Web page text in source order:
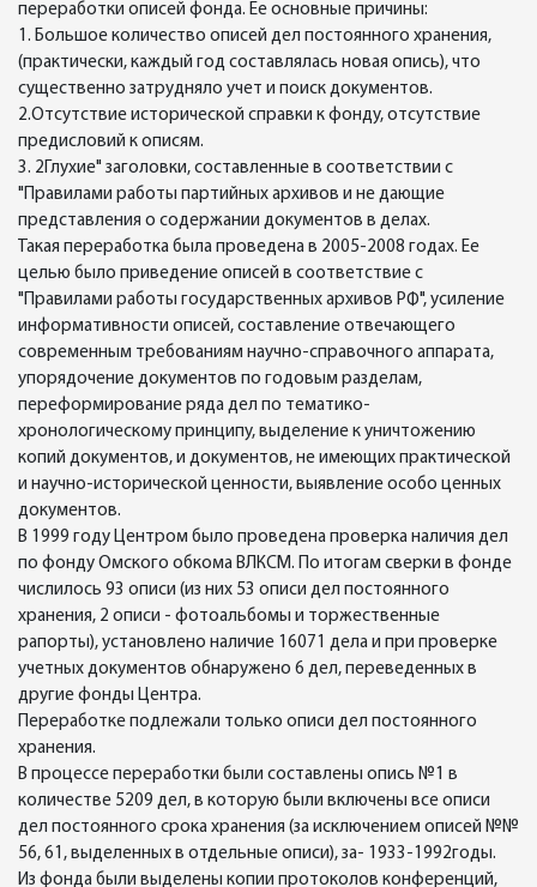
переработки описей фонда. Ее основные причины:
1. Большое количество описей дел постоянного хранения,
(практически, каждый год составлялась новая опись), что
существенно затрудняло учет и поиск документов.
2.Отсутствие исторической справки к фонду, отсутствие
предисловий к описям.
3. 2Глухие" заголовки, составленные в соответствии с
"Правилами работы партийных архивов и не дающие
представления о содержании документов в делах.
Такая переработка была проведена в 2005-2008 годах. Ее
целью было приведение описей в соответствие с
"Правилами работы государственных архивов РФ", усиление
информативности описей, составление отвечающего
современным требованиям научно-справочного аппарата,
упорядочение документов по годовым разделам,
переформирование ряда дел по тематико-
хронологическому принципу, выделение к уничтожению
копий документов, и документов, не имеющих практической
и научно-исторической ценности, выявление особо ценных
документов.
В 1999 году Центром было проведена проверка наличия дел
по фонду Омского обкома ВЛКСМ. По итогам сверки в фонде
числилось 93 описи (из них 53 описи дел постоянного
хранения, 2 описи - фотоальбомы и торжественные
рапорты), установлено наличие 16071 дела и при проверке
учетных документов обнаружено 6 дел, переведенных в
другие фонды Центра.
Переработке подлежали только описи дел постоянного
хранения.
В процессе переработки были составлены опись №1 в
количестве 5209 дел, в которую были включены все описи
дел постоянного срока хранения (за исключением описей №№
56, 61, выделенных в отдельные описи), за- 1933-1992годы.
Из фонда были выделены копии протоколов конференций,